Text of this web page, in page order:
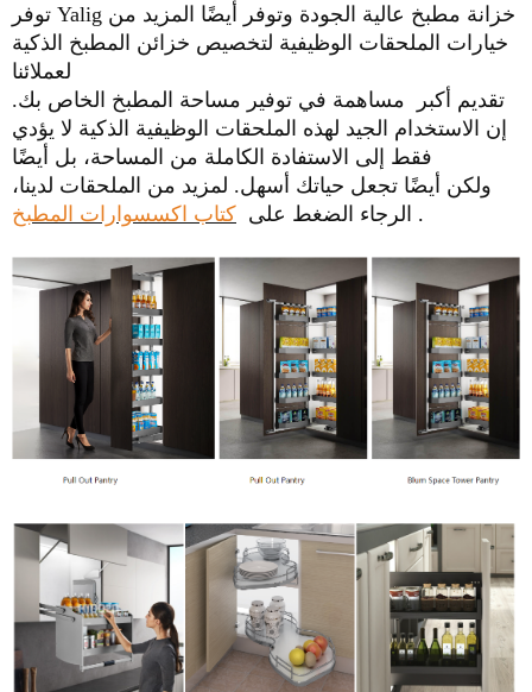
توفر Yalig خزانة مطبخ عالية الجودة وتوفر أيضًا المزيد من
خيارات الملحقات الوظيفية لتخصيص خزائن المطبخ الذكية
لعملائنا
تقديم أكبر مساهمة في توفير مساحة المطبخ الخاص بك.
إن الاستخدام الجيد لهذه الملحقات الوظيفية الذكية لا يؤدي
فقط إلى الاستفادة الكاملة من المساحة، بل أيضًا
ولكن أيضًا تجعل حياتك أسهل. لمزيد من الملحقات لدينا،
الرجاء الضغط على كتاب اكسسوارات المطبخ .